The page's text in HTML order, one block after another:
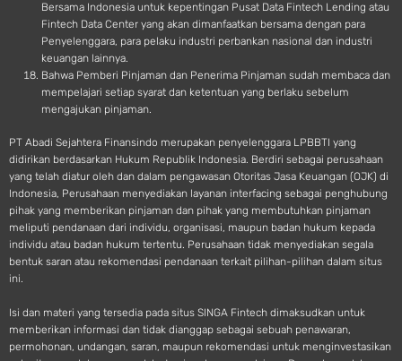
Bersama Indonesia untuk kepentingan Pusat Data Fintech Lending atau
Fintech Data Center yang akan dimanfaatkan bersama dengan para
Penyelenggara, para pelaku industri perbankan nasional dan industri
keuangan lainnya.
Bahwa Pemberi Pinjaman dan Penerima Pinjaman sudah membaca dan
mempelajari setiap syarat dan ketentuan yang berlaku sebelum
mengajukan pinjaman.
PT Abadi Sejahtera Finansindo merupakan penyelenggara LPBBTI yang
didirikan berdasarkan Hukum Republik Indonesia. Berdiri sebagai perusahaan
yang telah diatur oleh dan dalam pengawasan Otoritas Jasa Keuangan (OJK) di
Indonesia, Perusahaan menyediakan layanan interfacing sebagai penghubung
pihak yang memberikan pinjaman dan pihak yang membutuhkan pinjaman
meliputi pendanaan dari individu, organisasi, maupun badan hukum kepada
individu atau badan hukum tertentu. Perusahaan tidak menyediakan segala
bentuk saran atau rekomendasi pendanaan terkait pilihan-pilihan dalam situs
ini.
Isi dan materi yang tersedia pada situs SINGA Fintech dimaksudkan untuk
memberikan informasi dan tidak dianggap sebagai sebuah penawaran,
permohonan, undangan, saran, maupun rekomendasi untuk menginvestasikan